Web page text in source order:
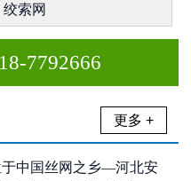
绞索网
7792666
更多 +
中国丝网之乡—河北安